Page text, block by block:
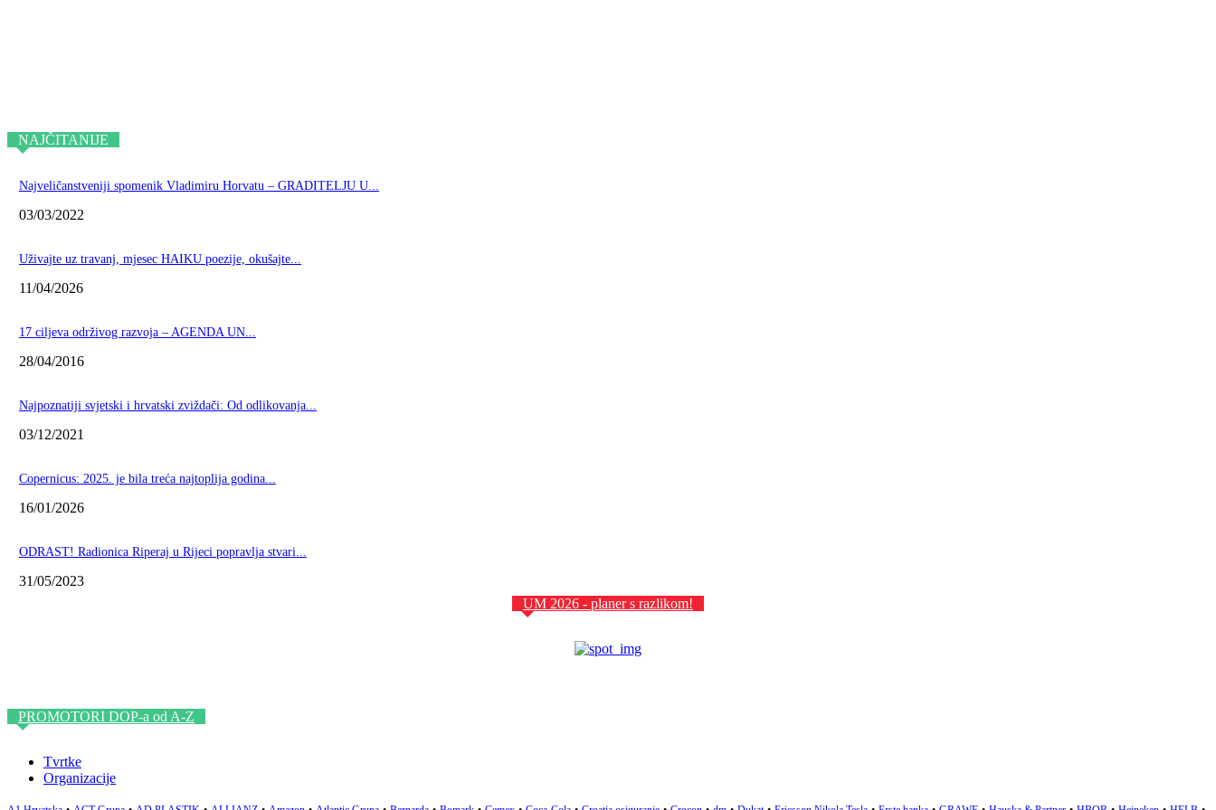
NAJČITANIJE
Najveličanstveniji spomenik Vladimiru Horvatu – GRADITELJU U...
03/03/2022
Uživajte uz travanj, mjesec HAIKU poezije, okušajte...
11/04/2026
17 ciljeva održivog razvoja – AGENDA UN...
28/04/2016
Najpoznatiji svjetski i hrvatski zviždači: Od odlikovanja...
03/12/2021
Copernicus: 2025. je bila treća najtoplija godina...
16/01/2026
ODRAST! Radionica Riperaj u Rijeci popravlja stvari...
31/05/2023
UM 2026 - planer s razlikom!
PROMOTORI DOP-a od A-Z
Tvrtke
Organizacije